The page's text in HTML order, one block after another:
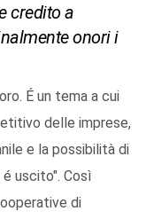
credito a
onori i
É un tema a cui
delle imprese,
e la possibilità di
uscito". Così
di